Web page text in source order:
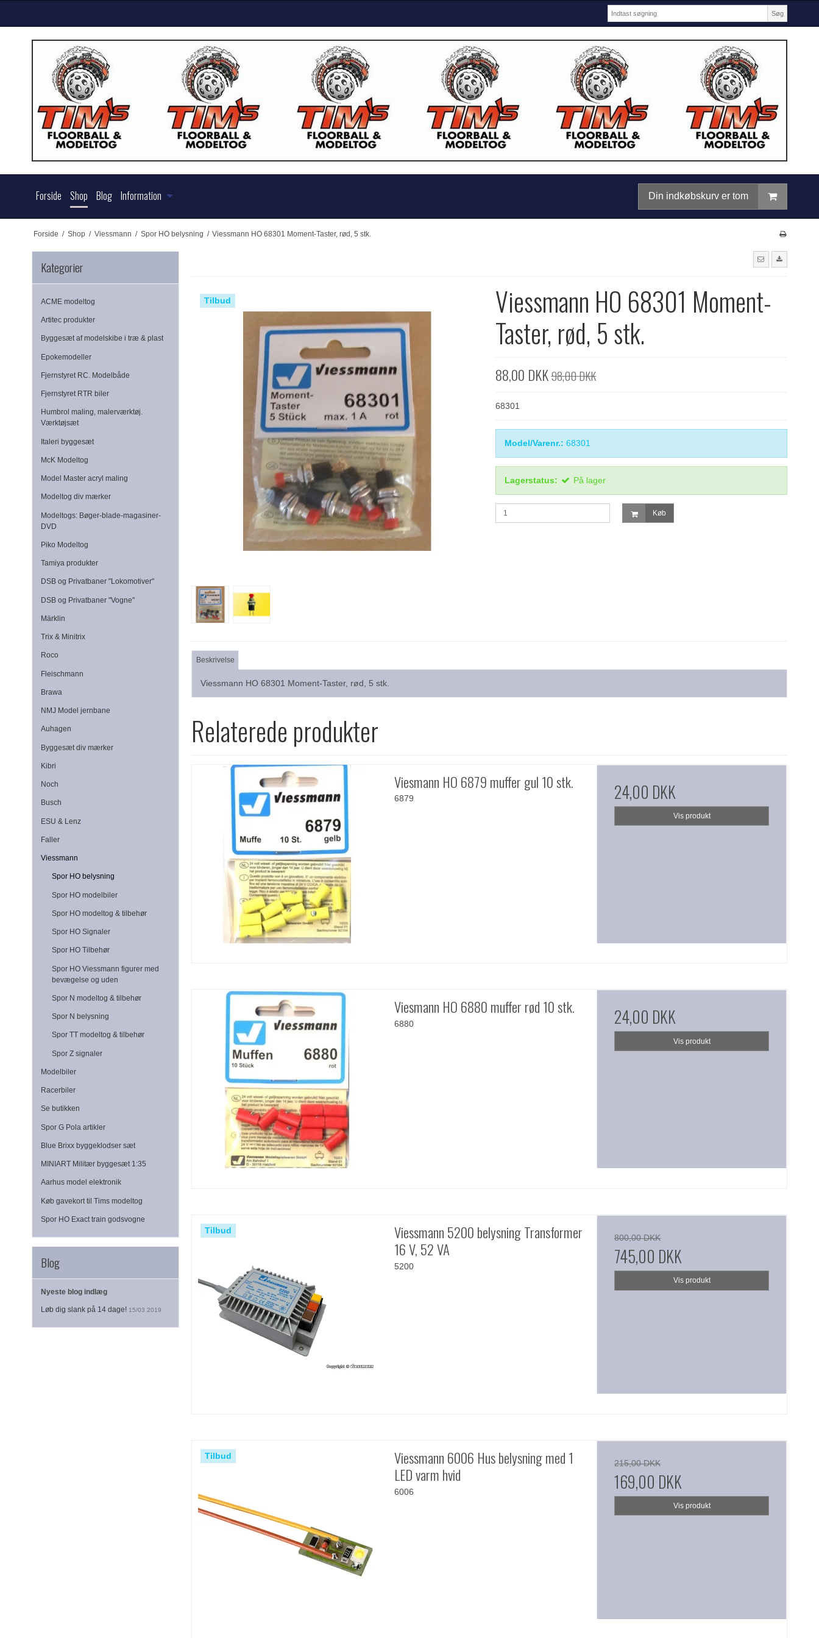
Søg
Forside Shop Blog Information Din indkøbskurv er tom
Forside / Shop / Viessmann / Spor HO belysning / Viessmann HO 68301 Moment-Taster, rød, 5 stk.
Kategorier
ACME modeltog
Artitec produkter
Byggesæt af modelskibe i træ & plast
Epokemodeller
Fjernstyret RC. Modelbåde
Fjernstyret RTR biler
Humbrol maling, malerværktøj.
Værktøjsæt
Italeri byggesæt
McK Modeltog
Model Master acryl maling
Modeltog div mærker
Modeltogs: Bøger-blade-magasiner-
DVD
Piko Modeltog
Tamiya produkter
DSB og Privatbaner "Lokomotiver"
DSB og Privatbaner "Vogne"
Märklin
Trix & Minitrix
Roco
Fleischmann
Brawa
NMJ Model jernbane
Auhagen
Byggesæt div mærker
Kibri
Noch
Busch
ESU & Lenz
Faller
Viessmann
Spor HO belysning
Spor HO modelbiler
Spor HO modeltog & tilbehør
Spor HO Signaler
Spor HO Tilbehør
Spor HO Viessmann figurer med
bevægelse og uden
Spor N modeltog & tilbehør
Spor N belysning
Spor TT modeltog & tilbehør
Spor Z signaler
Modelbiler
Racerbiler
Se butikken
Spor G Pola artikler
Blue Brixx byggeklodser sæt
MINIART Militær byggesæt 1:35
Aarhus model elektronik
Køb gavekort til Tims modeltog
Spor HO Exact train godsvogne
Blog
Nyeste blog indlæg
Løb dig slank på 14 dage! 15/03 2019
Tilbud
Viessmann HO 68301 Moment-
Taster, rød, 5 stk.
88,00 DKK98,00 DKK
68301
Model/Varenr.: 68301
Lagerstatus: På lager
Køb
Beskrivelse
Viessmann HO 68301 Moment-Taster, rød, 5 stk.
Relaterede produkter
Viesmann HO 6879 muffer gul 10 stk.
6879 24,00 DKK
Vis produkt
Viesmann HO 6880 muffer rød 10 stk.
6880 24,00 DKK
Vis produkt
Tilbud
Viessmann 5200 belysning Transformer
16 V, 52 VA
5200
800,00 DKK
745,00 DKK
Vis produkt
Tilbud
Viessmann 6006 Hus belysning med 1
LED varm hvid
6006
215,00 DKK
169,00 DKK
Vis produkt